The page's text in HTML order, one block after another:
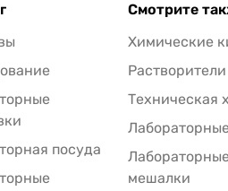
посуда
Смотрите
Химические
Растворители
Техническая
мешалки